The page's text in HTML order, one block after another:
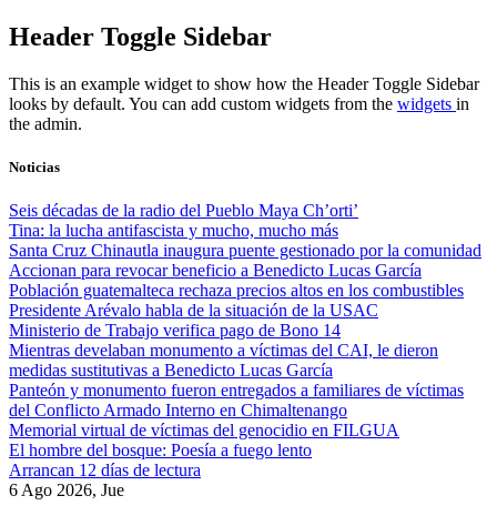
Skip
to
Header Toggle Sidebar
This is an example widget to show how the Header Toggle Sidebar
looks by default. You can add custom widgets from the widgets in
the admin.
Noticias
Seis décadas de la radio del Pueblo Maya Ch’orti’
Tina: la lucha antifascista y mucho, mucho más
Santa Cruz Chinautla inaugura puente gestionado por la comunidad
Accionan para revocar beneficio a Benedicto Lucas García
Población guatemalteca rechaza precios altos en los combustibles
Presidente Arévalo habla de la situación de la USAC
Ministerio de Trabajo verifica pago de Bono 14
Mientras develaban monumento a víctimas del CAI, le dieron
medidas sustitutivas a Benedicto Lucas García
Panteón y monumento fueron entregados a familiares de víctimas
del Conflicto Armado Interno en Chimaltenango
Memorial virtual de víctimas del genocidio en FILGUA
El hombre del bosque: Poesía a fuego lento
Arrancan 12 días de lectura
6 Ago 2026, Jue